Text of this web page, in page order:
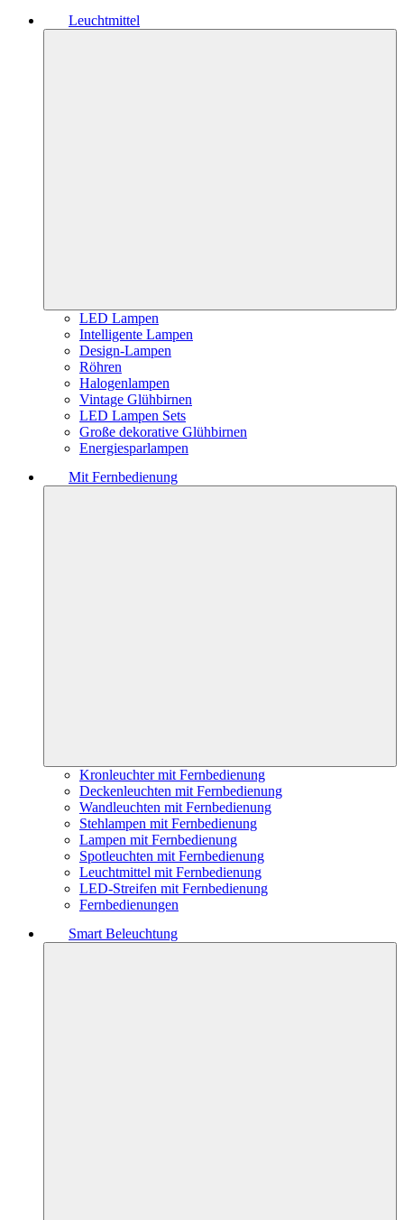
Leuchtmittel
LED Lampen
Intelligente Lampen
Design-Lampen
Röhren
Halogenlampen
Vintage Glühbirnen
LED Lampen Sets
Große dekorative Glühbirnen
Energiesparlampen
Mit Fernbedienung
Kronleuchter mit Fernbedienung
Deckenleuchten mit Fernbedienung
Wandleuchten mit Fernbedienung
Stehlampen mit Fernbedienung
Lampen mit Fernbedienung
Spotleuchten mit Fernbedienung
Leuchtmittel mit Fernbedienung
LED-Streifen mit Fernbedienung
Fernbedienungen
Smart Beleuchtung